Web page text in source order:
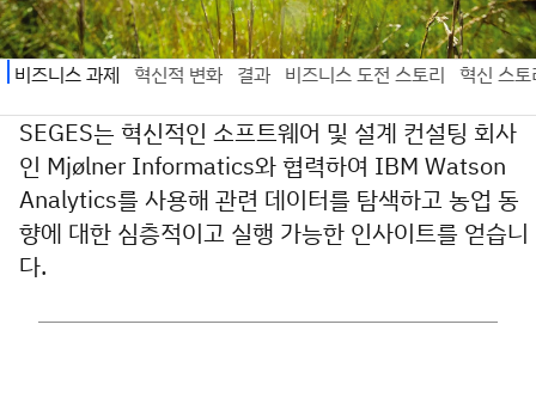
SEGES는 혁신적인 소프트웨어 및 설계 컨설팅 회사
인 Mjølner Informatics와 협력하여 IBM Watson
Analytics를 사용해 관련 데이터를 탐색하고 농업 동
향에 대한 심층적이고 실행 가능한 인사이트를 얻습니
다.